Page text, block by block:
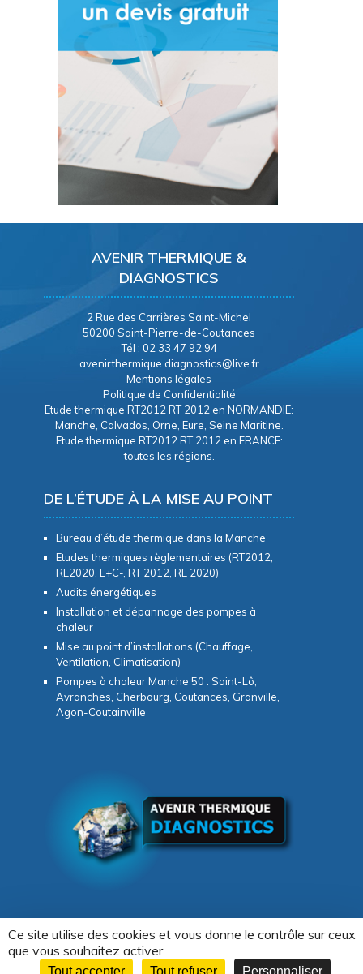
AVENIR THERMIQUE &
DIAGNOSTICS
2 Rue des Carrières Saint-Michel
50200 Saint-Pierre-de-Coutances
Tél : 02 33 47 92 94
avenirthermique.diagnostics@live.fr
Mentions légales
Politique de Confidentialité
Etude thermique RT2012 RT 2012 en NORMANDIE:
Manche, Calvados, Orne, Eure, Seine Maritine.
Etude thermique RT2012 RT 2012 en FRANCE:
toutes les régions.
DE L’ÉTUDE À LA MISE AU POINT
Bureau d’étude thermique dans la Manche
Etudes thermiques règlementaires (RT2012,
RE2020, E+C-, RT 2012, RE 2020)
Audits énergétiques
Installation et dépannage des pompes à
chaleur
Mise au point d’installations (Chauffage,
Ventilation, Climatisation)
Pompes à chaleur Manche 50 : Saint-Lô,
Avranches, Cherbourg, Coutances, Granville,
Agon-Coutainville
Copyright © 2026 -Avenir Thermique & Diagnostics
Ce site utilise des cookies et vous donne le contrôle sur ceux
que vous souhaitez activer
Tout accepter Tout refuser Personnaliser